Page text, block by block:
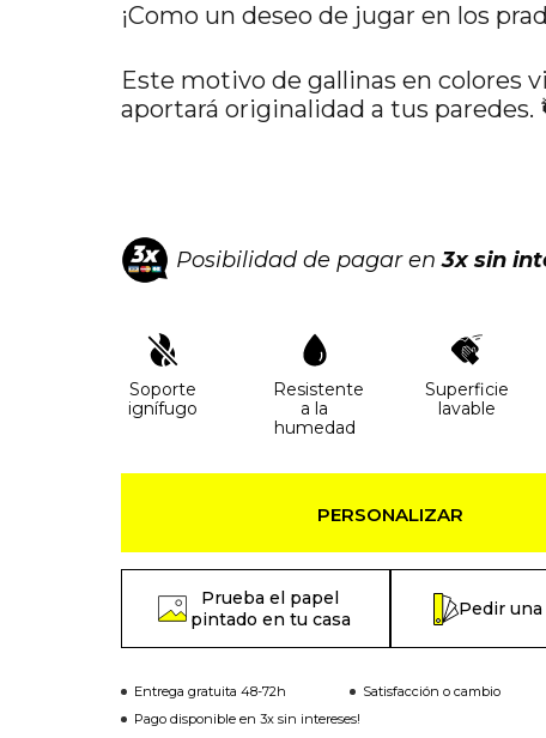
¡Como un deseo de jugar en los
Este motivo de gallinas en colores
aportará originalidad a tus paredes.
Posibilidad de pagar en3x sin
Soporte
ignífugo
Resistente
a la
humedad
Superficie
lavable
PERSONALIZAR
Prueba el papel
pintado en tu casa
Pedir
Entrega gratuita 48-72h Satisfacción o cambio
Pago disponible en 3x sin intereses!